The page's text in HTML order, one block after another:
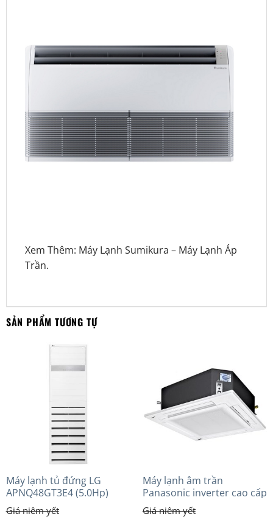
Xem Thêm: Máy Lạnh Sumikura – Máy Lạnh Áp
Trần.
SẢN PHẨM TƯƠNG TỰ
Máy lạnh tủ đứng LG
APNQ48GT3E4 (5.0Hp)
Inverter
Máy lạnh âm trần
Panasonic inverter cao cấp
(4.0Hp) S-3448PU3HA/U-
34PRH1H5